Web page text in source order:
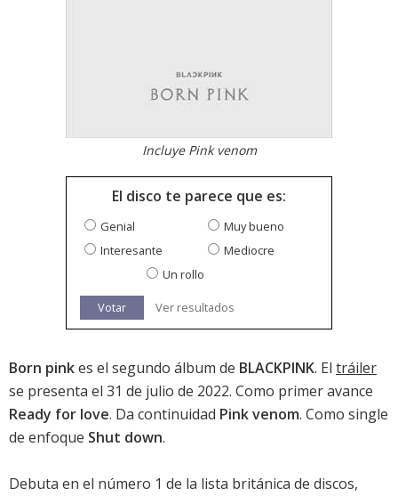
Incluye Pink venom
El disco te parece que es:
Genial
Muy bueno
Interesante
Mediocre
Un rollo
Votar Ver resultados
Born pinkes el segundo álbum de BLACKPINK. El tráiler
se presenta el 31 de julio de 2022. Como primer avance
Ready for love. Da continuidad Pink venom. Como single
de enfoque Shut down.
Debuta en el número 1 de la lista británica de discos,